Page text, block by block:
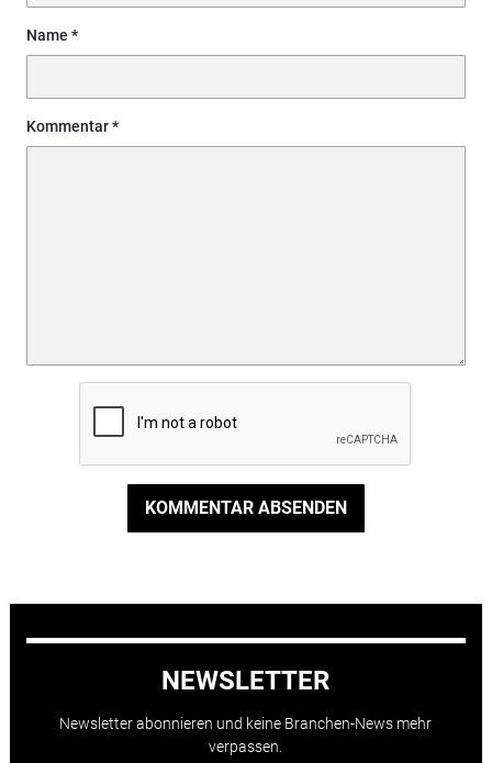
Name
Kommentar
KOMMENTAR ABSENDEN
NEWSLETTER
Newsletter abonnieren und keine Branchen-News mehr
verpassen.